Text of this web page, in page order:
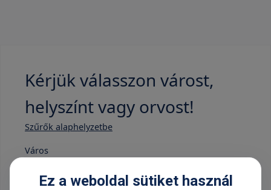
Kérjük válasszon várost,
helyszínt vagy orvost!
Szűrők alaphelyzetbe
Város
Minden város
Ez a weboldal sütiket használ